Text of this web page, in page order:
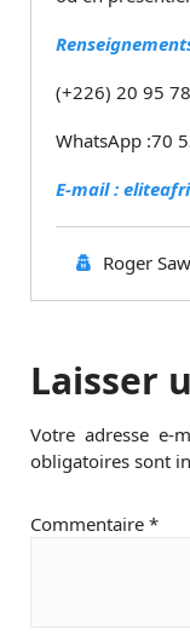
(+226) 20 95
WhatsApp :70
E-mail :
Roger
Laisser
Votre adresse e-
obligatoires sont
Commentaire *